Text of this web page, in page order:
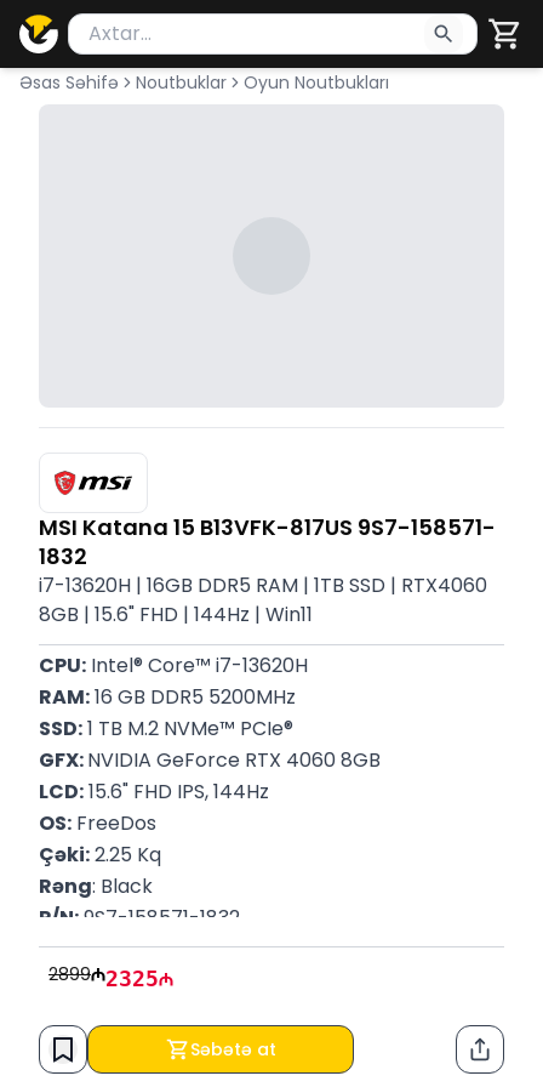
Məhsul axtar
Axtarış üçün ən azı 2 simvol yazın. Göndərmək
Əsas Səhifə Noutbuklar Oyun Noutbukları
MSI Katana 15 B13VFK-817US 9S7-158571-
1832
i7-13620H | 16GB DDR5 RAM | 1TB SSD | RTX4060
8GB | 15.6" FHD | 144Hz | Win11
CPU: Intel® Core™ i7-13620H
RAM: 16 GB DDR5 5200MHz
SSD: 1 TB M.2 NVMe™ PCIe®
GFX: NVIDIA GeForce RTX 4060 8GB
LCD: 15.6" FHD IPS, 144Hz
OS: FreeDos
Çəki: 2.25 Kq
Rəng: Black
P/N: 9S7-158571-1832
Zəmanət: 12 Ay
2899 2325
Səbətə at